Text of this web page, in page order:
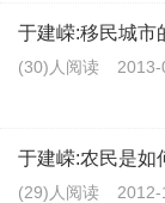
于建嵘:移民城市
(30)人阅读
于建嵘:农民是如
(29)人阅读